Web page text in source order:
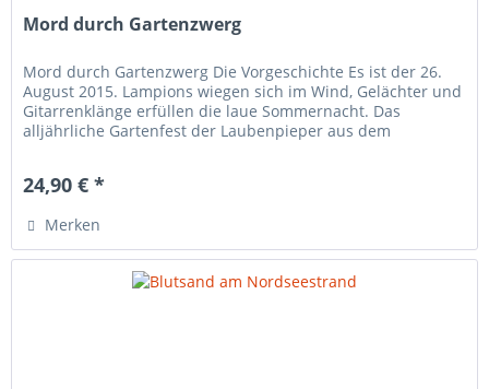
Mord durch Gartenzwerg
Mord durch Gartenzwerg Die Vorgeschichte Es ist der 26.
August 2015. Lampions wiegen sich im Wind, Gelächter und
Gitarrenklänge erfüllen die laue Sommernacht. Das
alljährliche Gartenfest der Laubenpieper aus dem
24,90 € *
Merken